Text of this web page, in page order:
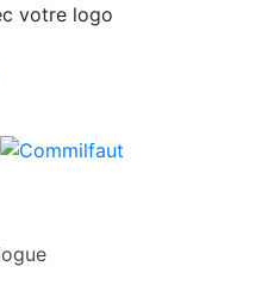
votre logo